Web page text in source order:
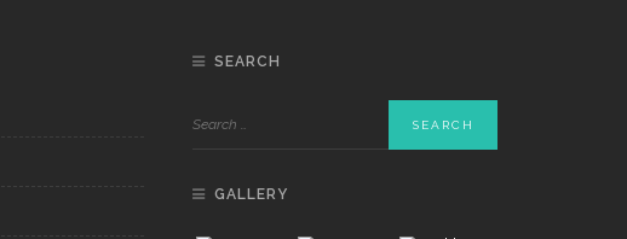
SEARCH
GALLERY